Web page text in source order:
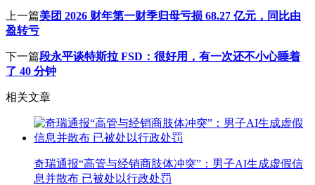
上一篇美团 2026 财年第一财季归母亏损 68.27 亿元，同比由
盈转亏
下一篇段永平谈特斯拉 FSD：很好用，有一次还不小心睡着
了 40 分钟
相关文章
奇瑞通报“高管与经销商肢体冲突”：男子AI生成虚假信
息并散布 已被处以行政处罚